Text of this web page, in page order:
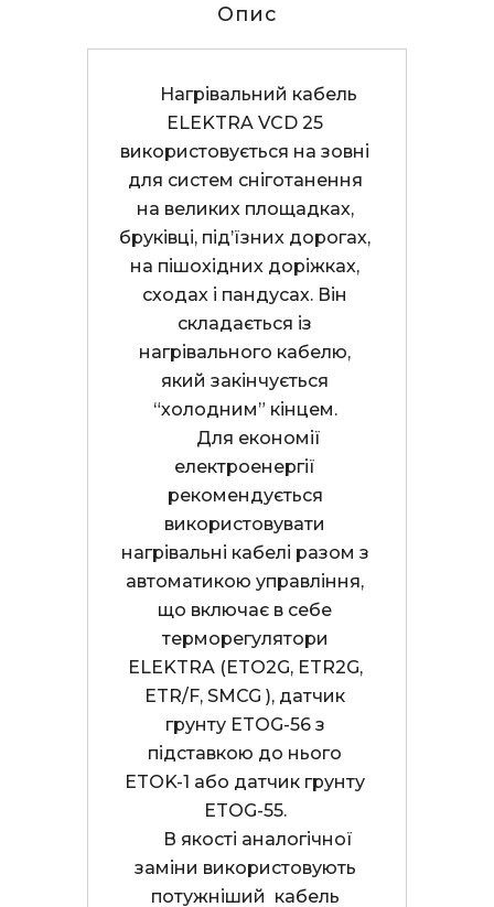
Опис
ELEKTRA VCD 25
використовується на зовні
для систем сніготанення
на великих площадках,
бруківці, під’їзних дорогах,
на пішохідних доріжках,
сходах і пандусах. Він
складається із
нагрівального кабелю,
який закінчується
“холодним” кінцем.
електроенергії
рекомендується
використовувати
нагрівальні кабелі разом з
автоматикою управління,
що включає в себе
терморегулятори
ELEKTRA (ETO2G, ETR2G,
ETR/F, SMCG ), датчик
грунту ETOG-56 з
підставкою до нього
ETOK-1 або датчик грунту
ETOG-55.
заміни використовують
потужніший  кабель